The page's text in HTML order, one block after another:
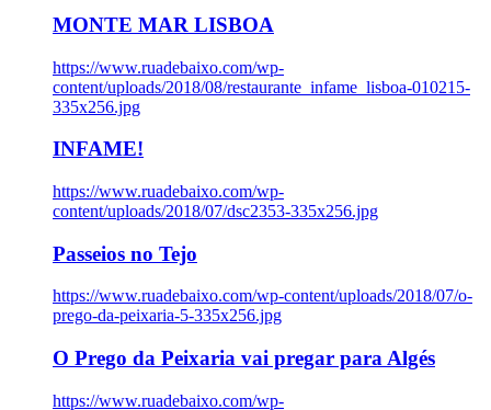
MONTE MAR LISBOA
https://www.ruadebaixo.com/wp-
content/uploads/2018/08/restaurante_infame_lisboa-010215-
335x256.jpg
INFAME!
https://www.ruadebaixo.com/wp-
content/uploads/2018/07/dsc2353-335x256.jpg
Passeios no Tejo
https://www.ruadebaixo.com/wp-content/uploads/2018/07/o-
prego-da-peixaria-5-335x256.jpg
O Prego da Peixaria vai pregar para Algés
https://www.ruadebaixo.com/wp-